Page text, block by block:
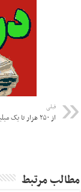
قبلی
از ۲۵۰ هزار تا یک میلیارد تومان
مطالب مرتبط